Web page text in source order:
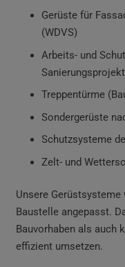
Gerüste für
(WDVS)
Arbeits- und
Treppentürme
Sondergerüste
Schutzsysteme
Zelt- und
Unsere
Baustelle angepasst.
Bauvorhaben als auch
effizient umsetzen.